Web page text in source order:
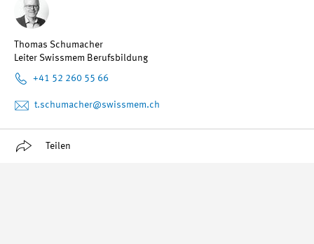
Thomas Schumacher
Leiter Swissmem Berufsbildung
+41 52 260 55 66
t.schumacher@swissmem.ch
Teilen